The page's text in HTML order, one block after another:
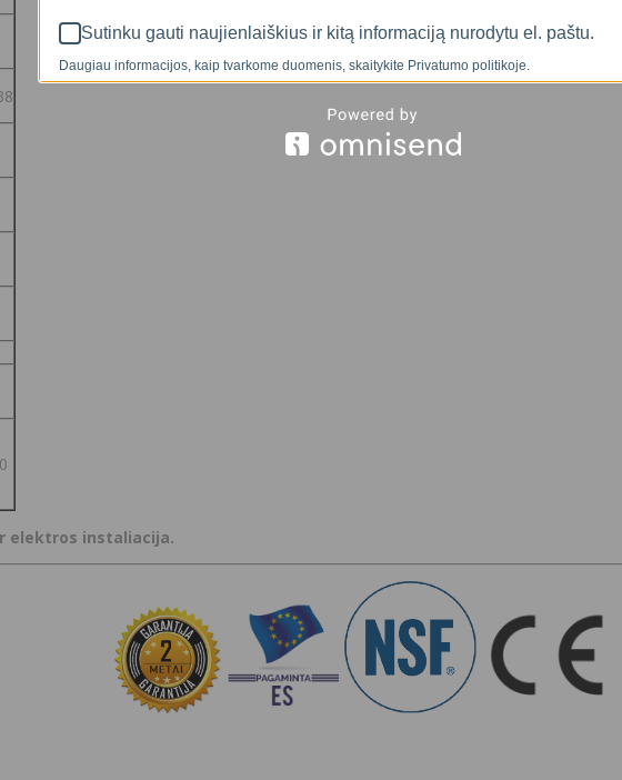
elektros instaliacija.
Sutinku gauti naujienlaiškius ir kitą informaciją nurodytu el. paštu.
Daugiau informacijos, kaip tvarkome duomenis, skaitykite Privatumo politikoje.